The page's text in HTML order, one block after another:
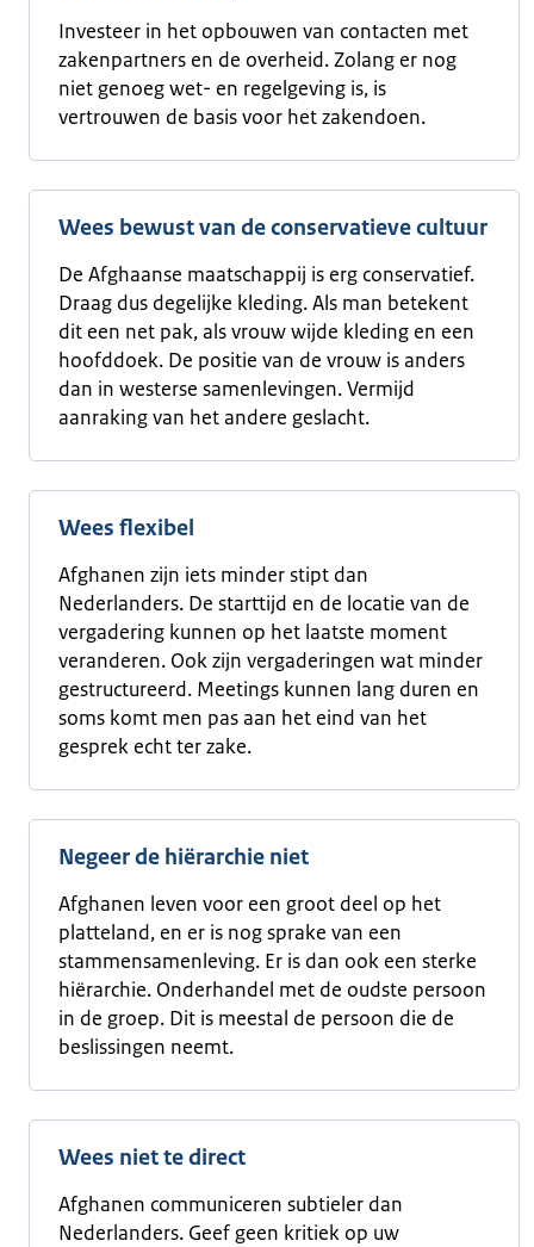
Investeer in het opbouwen van contacten met
zakenpartners en de overheid. Zolang er nog
niet genoeg wet- en regelgeving is, is
vertrouwen de basis voor het zakendoen.
Wees bewust van de conservatieve cultuur
De Afghaanse maatschappij is erg conservatief.
Draag dus degelijke kleding. Als man betekent
dit een net pak, als vrouw wijde kleding en een
hoofddoek. De positie van de vrouw is anders
dan in westerse samenlevingen. Vermijd
aanraking van het andere geslacht.
Wees flexibel
Afghanen zijn iets minder stipt dan
Nederlanders. De starttijd en de locatie van de
vergadering kunnen op het laatste moment
veranderen. Ook zijn vergaderingen wat minder
gestructureerd. Meetings kunnen lang duren en
soms komt men pas aan het eind van het
gesprek echt ter zake.
Negeer de hiërarchie niet
Afghanen leven voor een groot deel op het
platteland, en er is nog sprake van een
stammensamenleving. Er is dan ook een sterke
hiërarchie. Onderhandel met de oudste persoon
in de groep. Dit is meestal de persoon die de
beslissingen neemt.
Wees niet te direct
Afghanen communiceren subtieler dan
Nederlanders. Geef geen kritiek op uw